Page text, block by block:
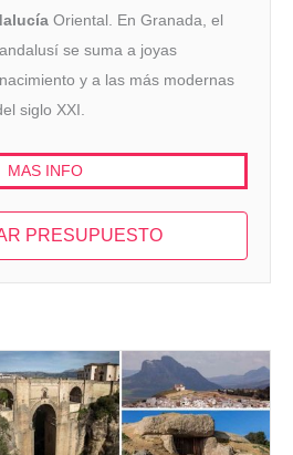
Oriental. En Granada, el
se suma a joyas
y a las más modernas
siglo XXI.
MAS INFO
PRESUPUESTO